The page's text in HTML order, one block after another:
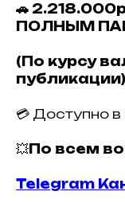
🚗
ПОЛНЫМ
(По курсу
публикации)
💳 Доступно в
💥 По всем
Telegram